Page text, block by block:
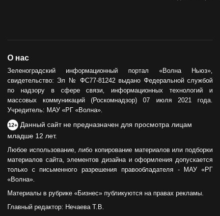
О нас
Зеленоградский информационный портал «Волна Ньюз»,
свидетельство: Эл № ФС77-81242 выдано Федеральной службой
по надзору в сфере связи, информационных технологий и
массовых коммуникаций (Роскомнадзор) 07 июля 2021 года.
Учредитель: МАУ «РГ «Волна».
12+ Данный сайт не предназначен для просмотра лицам
младше 12 лет.
Любое использование, либо копирование материалов или подборки
материалов сайта, элементов дизайна и оформления допускается
только с письменного разрешения правообладателя - МАУ «РГ
«Волна».
Материалы в рубрике «Бизнес» публикуются на правах рекламы.
Главный редактор: Нечаева Т.В.